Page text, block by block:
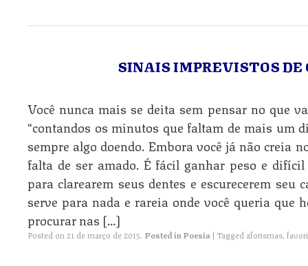
SINAIS IMPREVISTOS DE
Você nunca mais se deita sem pensar no que
“contandos os minutos que faltam de mais um
sempre algo doendo. Embora você já não creia
falta de ser amado. É fácil ganhar peso e difícil
para clarearem seus dentes e escurecerem seu
serve para nada e rareia onde você queria que
procurar nas […]
Posted on 21 de março de 2015. Posted in Poesia | Tagged aforismas,